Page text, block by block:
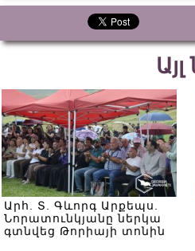
Արհ. Տ. Գևորգ Արքեպս.
Նորատունկյանը ներկա
գտնվեց Թորիայի տոնին